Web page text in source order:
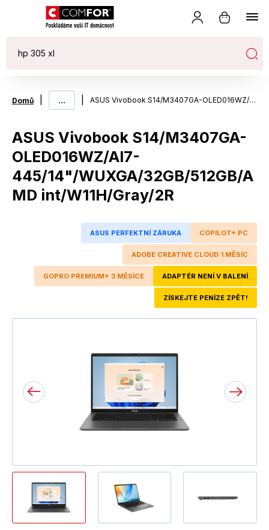
Domů ... ASUS Vivobook S14/M3407GA-OLED016WZ/AI7-445/14"/WUXGA/32GB/512GB/AMD int/W11H/Gray/2R
ASUS Vivobook S14/M3407GA-
OLED016WZ/AI7-
445/14"/WUXGA/32GB/512GB/A
MD int/W11H/Gray/2R
ASUS PERFEKTNÍ ZÁRUKA COPILOT+ PC
ADOBE CREATIVE CLOUD 1 MĚSÍC
GOPRO PREMIUM+ 3 MĚSÍCE ADAPTÉR NENÍ V BALENÍ
ZÍSKEJTE PENÍZE ZPĚT!